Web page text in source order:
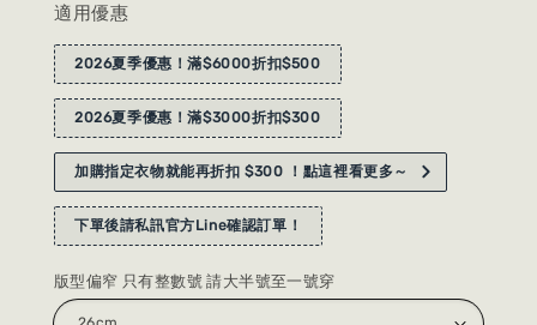
適用優惠
2026夏季優惠！滿$6000折扣$500
2026夏季優惠！滿$3000折扣$300
加購指定衣物就能再折扣 $300 ！點這裡看更多～
下單後請私訊官方Line確認訂單！
版型偏窄 只有整數號 請大半號至一號穿